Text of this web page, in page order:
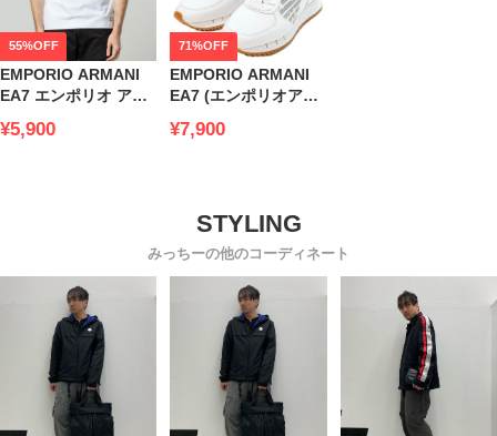
55%OFF
EMPORIO ARMANI
EA7 エンポリオ アル
シャツ イーグル ロゴ
¥5,900
71%OFF
EMPORIO ARMANI
EA7 (エンポリオアル
ズ ロゴ ローカットス
¥7,900
みっちーの他のコーディネート